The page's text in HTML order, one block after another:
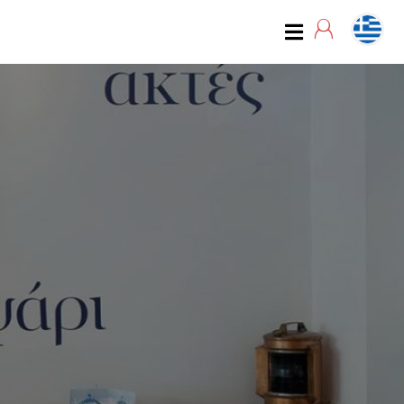
07:15 07:30
07:45
13:00
14:00
15:00
15:45
16:45